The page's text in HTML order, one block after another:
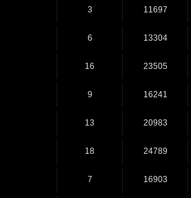
3 11697
6 13304
16 23505
9 16241
13 20983
18 24789
7 16903